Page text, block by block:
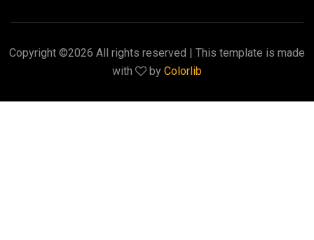
Copyright ©2026 All rights reserved | This template is made
with
by Colorlib